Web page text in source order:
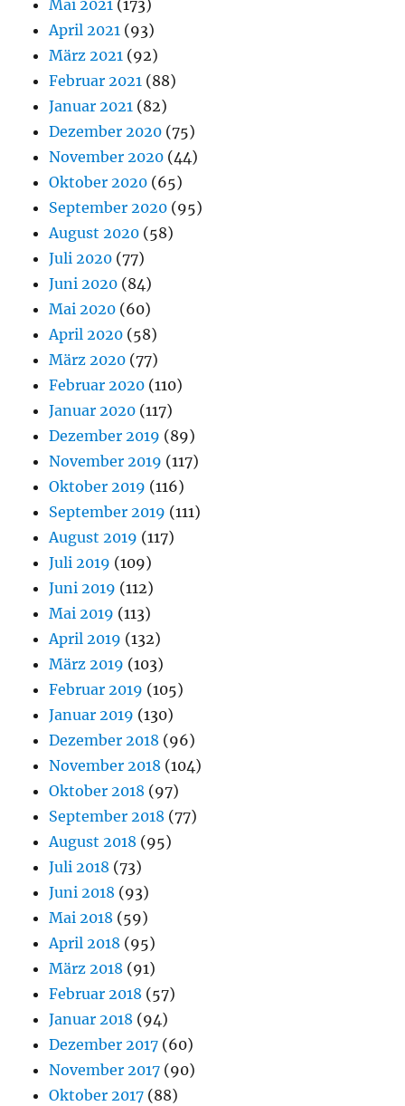
Mai 2021 (173)
April 2021 (93)
März 2021 (92)
Februar 2021 (88)
Januar 2021 (82)
Dezember 2020 (75)
November 2020 (44)
Oktober 2020 (65)
September 2020 (95)
August 2020 (58)
Juli 2020 (77)
Juni 2020 (84)
Mai 2020 (60)
April 2020 (58)
März 2020 (77)
Februar 2020 (110)
Januar 2020 (117)
Dezember 2019 (89)
November 2019 (117)
Oktober 2019 (116)
September 2019 (111)
August 2019 (117)
Juli 2019 (109)
Juni 2019 (112)
Mai 2019 (113)
April 2019 (132)
März 2019 (103)
Februar 2019 (105)
Januar 2019 (130)
Dezember 2018 (96)
November 2018 (104)
Oktober 2018 (97)
September 2018 (77)
August 2018 (95)
Juli 2018 (73)
Juni 2018 (93)
Mai 2018 (59)
April 2018 (95)
März 2018 (91)
Februar 2018 (57)
Januar 2018 (94)
Dezember 2017 (60)
November 2017 (90)
Oktober 2017 (88)